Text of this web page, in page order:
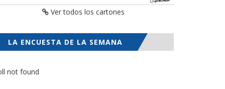
Ver todos los cartones
LA ENCUESTA DE LA SEMANA
not found